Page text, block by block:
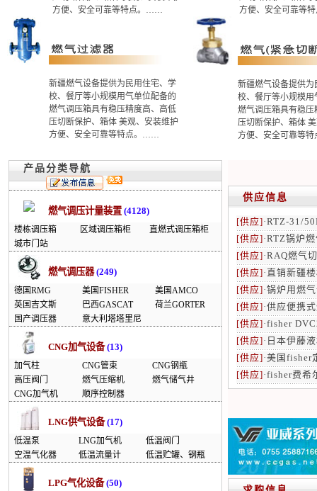
方便、安全可靠等特点。……
方便、安全可靠等
新疆燃气设备提供为民用住宅、学
校、餐厅等小规模用气单位配备的
燃气调压箱具有稳压精度高、高低
压切断保护、箱体 美观、安装维护
方便、安全可靠等特点。……
新疆燃气设备提供为
校、餐厅等小规模用
燃气调压箱具有稳压
压切断保护、箱体
方便、安全可靠等
产品分类导航
燃气调压计量装置 (4128)
楼栋调压箱 区域调压箱柜
直燃式调压箱柜
城市门站
燃气调压器(249)
德国RMG 美国FISHER
美国AMCO
英国吉文斯
巴西GASCAT
荷兰GORTER
国产调压器
意大利塔塔里尼
CNG加气设备(13)
加气柱 CNG管束
CNG钢瓶
高压阀门
燃气压缩机
燃气储气井
CNG加气机
顺序控制器
LNG供气设备(17)
低温泵 LNG加气机
低温阀门
空温气化器
低温流量计 低温贮罐、钢瓶
LPG气化设备(50)
供应信息
[供应]·RTZ-31/
[供应]·RTZ锅炉
[供应]·RAQ燃气
[供应]· 直销新疆
[供应]·锅炉用燃
[供应]·供应便携
[供应]·fisher
[供应]· 日本伊藤
[供应]·美国fisher
[供应]·fisher费希